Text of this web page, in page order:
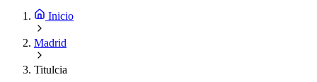
Inicio
Madrid
Titulcia